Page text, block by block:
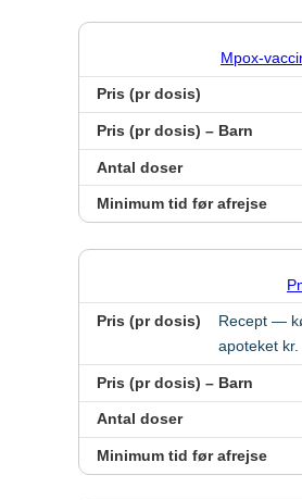
Mpox-
Pris (pr dosis)
Pris (pr dosis) – Barn
Antal doser
Minimum tid før afrejse
Pris (pr dosis)
Recept —
apoteket kr.
Pris (pr dosis) – Barn
Antal doser
Minimum tid før afrejse